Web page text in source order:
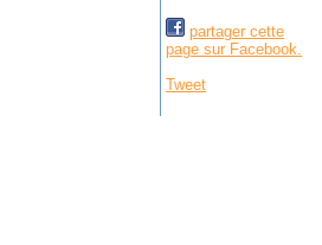
partager cette
page sur Facebook.
Tweet